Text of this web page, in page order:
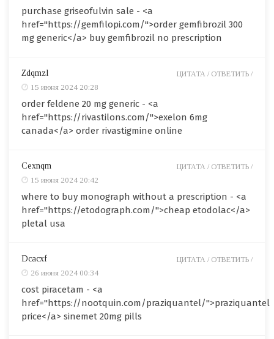
purchase griseofulvin sale - <a
href="https://gemfilopi.com/">order gemfibrozil 300
mg generic</a> buy gemfibrozil no prescription
Zdqmzl
15 июня 2024 20:28
order feldene 20 mg generic - <a
href="https://rivastilons.com/">exelon 6mg
canada</a> order rivastigmine online
ЦИТАТА / ОТВЕТИТЬ /
Cexnqm
15 июня 2024 20:42
where to buy monograph without a prescription - <a
href="https://etodograph.com/">cheap etodolac</a>
pletal usa
ЦИТАТА / ОТВЕТИТЬ /
Dcacxf
26 июня 2024 00:34
cost piracetam - <a
href="https://nootquin.com/praziquantel/">praziquantel
price</a> sinemet 20mg pills
ЦИТАТА / ОТВЕТИТЬ /